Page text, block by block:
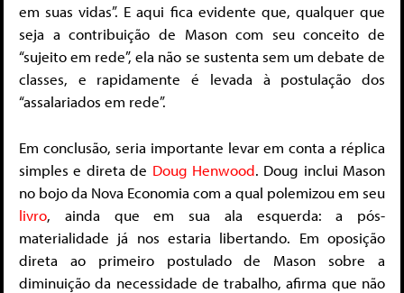
em suas vidas”. E aqui fica evidente que, qualquer que
seja a contribuição de Mason com seu conceito de
“sujeito em rede”, ela não se sustenta sem um debate de
classes, e rapidamente é levada à postulação dos
“assalariados em rede”.
Em conclusão, seria importante levar em conta a réplica
simples e direta de Doug Henwood. Doug inclui Mason
no bojo da Nova Economia com a qual polemizou em seu
livro, ainda que em sua ala esquerda: a pós-
materialidade já nos estaria libertando. Em oposição
direta ao primeiro postulado de Mason sobre a
diminuição da necessidade de trabalho, afirma que não